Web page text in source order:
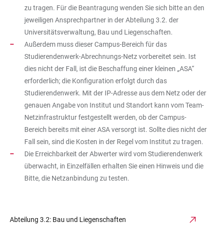
zu tragen. Für die Beantragung wenden Sie sich bitte an den
jeweiligen Ansprechpartner in der Abteilung 3.2. der
Universitätsverwaltung, Bau und Liegenschaften.
Außerdem muss dieser Campus-Bereich für das
Studierendenwerk-Abrechnungs-Netz vorbereitet sein. Ist
dies nicht der Fall, ist die Beschaffung einer kleinen „ASA“
erforderlich; die Konfiguration erfolgt durch das
Studierendenwerk. Mit der IP-Adresse aus dem Netz oder der
genauen Angabe von Institut und Standort kann vom Team-
Netzinfrastruktur festgestellt werden, ob der Campus-
Bereich bereits mit einer ASA versorgt ist. Sollte dies nicht der
Fall sein, sind die Kosten in der Regel vom Institut zu tragen.
Die Erreichbarkeit der Abwerter wird vom Studierendenwerk
überwacht, in Einzelfällen erhalten Sie einen Hinweis und die
Bitte, die Netzanbindung zu testen.
Abteilung 3.2: Bau und Liegenschaften